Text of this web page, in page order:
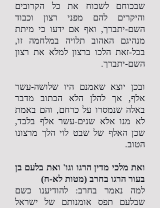
שבכוחם לשכוח את כל הקרובים
והיקרים להם מפני רצון וכבוד
השם-יתברך, ואף אם ידעו כי מיתת
מנהיגם האהוב תלויה במלחמה זו,
בכל-זאת הלכו ברצון למלא את רצון
השם-יתברך.
ובכן יוצא שאמנם היו שלושה-עשר
אלף, אך להלן הלא הכתוב מדבר
באלה שנמסרו על כרחם, והם באמת
לא מנו אלא שנים-עשר אלף בלבד,
שכן האלף של שבט לוי הלך מרצונו
הטוב.
ואת מלכי מדין הרגו וגו' ואת בלעם בן
בעור הרגו בחרב (מטות לא-ח)
למה נאמר בחרב: להודיענו כשם
שבלעם תפס אומנותם של ישראל